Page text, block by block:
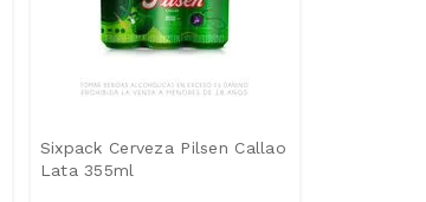
Sixpack Cerveza Pilsen Callao
Lata 355ml